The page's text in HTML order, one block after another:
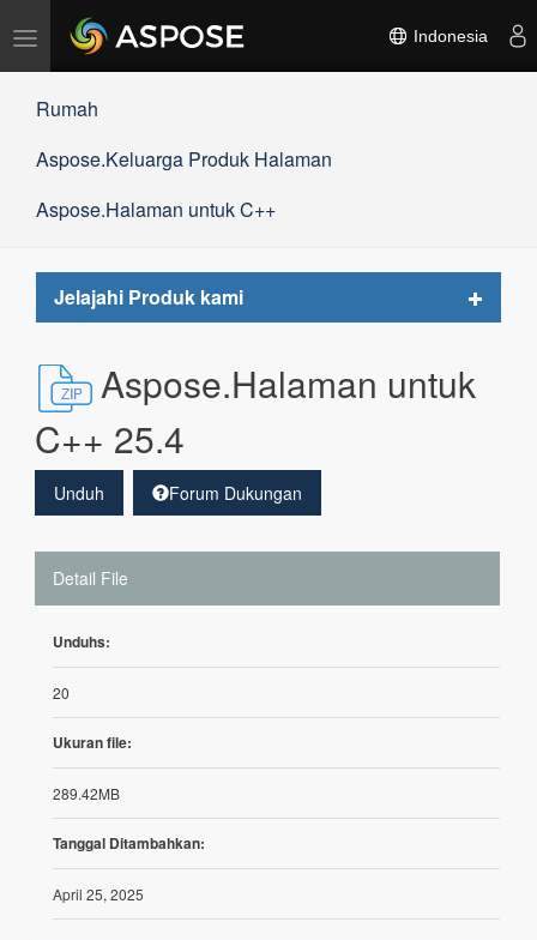
Alihkan
navigasi
Indonesia
Rumah
Aspose.Keluarga Produk Halaman
Aspose.Halaman untuk C++
Jelajahi Produk kami
Toggle
Aspose.Halaman untuk
C++ 25.4
Unduh Forum Dukungan
Detail File
Unduhs:
20
Ukuran file:
289.42MB
Tanggal Ditambahkan:
April 25, 2025